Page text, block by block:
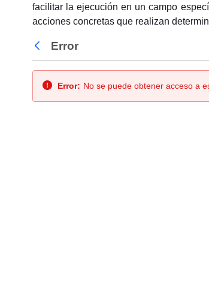
facilitar la ejecución en un campo
acciones concretas que realizan
Atrás
Error
Error: No se puede obtener acceso a